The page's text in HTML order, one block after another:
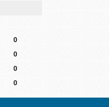
0
0
0
0